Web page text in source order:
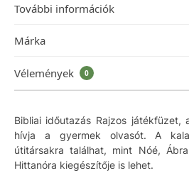
További információk
Márka
Vélemények 0
Bibliai időutazás Rajzos játékfüzet,
hívja a gyermek olvasót. A
útitársakra találhat, mint Nóé,
Hittanóra kiegészítője is lehet.